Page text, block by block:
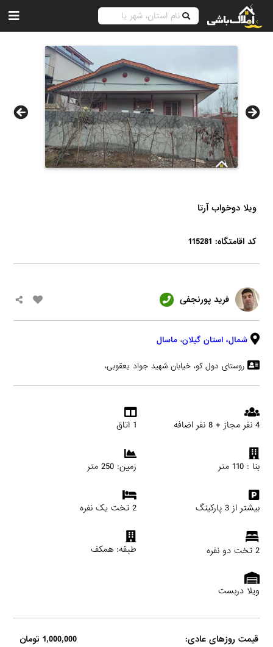
ویلا دوخواب آرتا
کد اقامتگاه: 115281
فرید پورنجفی
شمال، استان گیلان، ماسال
روستای دول کو، خیابان شهید جواد یعقوبی،
4 نفر مجاز + 8 نفر اضافه 1 اتاق
بنا : 110 متر زمین: 250 متر
بیشتر از 3 پارکینگ 2 تخت یک نفره
2 تخت دو نفره طبقه: همکف
ویلا دربست
قیمت روزهای عادی: 1,000,000 تومان